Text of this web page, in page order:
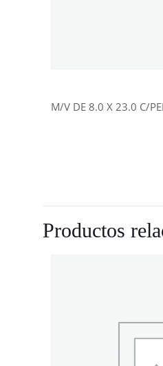
M/V DE 8.0 X 23.0 C/
Productos